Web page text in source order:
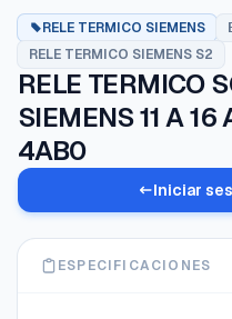
RELE TERMICO SIEMENS
RELE TERMICO SIEMENS S2
RELE TERMICO
SIEMENS 11 A
4AB0
Iniciar
ESPECIFICACIONES